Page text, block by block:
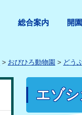
総合案内 開
> おびひろ動物園 > どう
エゾシ